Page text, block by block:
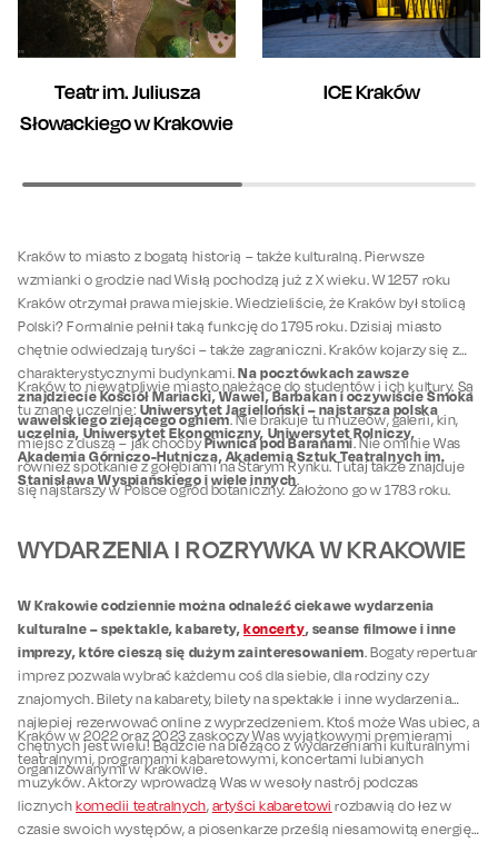
Teatr im. Juliusza
Słowackiego w Krakowie
ICE Kraków
Kraków to miasto z bogatą historią – także kulturalną. Pierwsze
wzmianki o grodzie nad Wisłą pochodzą już z X wieku. W 1257 roku
Kraków otrzymał prawa miejskie. Wiedzieliście, że Kraków był stolicą
Polski? Formalnie pełnił taką funkcję do 1795 roku. Dzisiaj miasto
chętnie odwiedzają turyści – także zagraniczni. Kraków kojarzy się z
charakterystycznymi budynkami.Na pocztówkach zawsze
znajdziecie Kościół Mariacki, Wawel, Barbakan i oczywiście Smoka
wawelskiego ziejącego ogniem. Nie brakuje tu muzeów, galerii, kin,
miejsc z duszą – jak choćbyPiwnica pod Baranami. Nie ominie Was
również spotkanie z gołębiami na Starym Rynku. Tutaj także znajduje
się najstarszy w Polsce ogród botaniczny. Założono go w 1783 roku.
Kraków to niewątpliwie miasto należące do studentów i ich kultury. Są
tu znane uczelnie: Uniwersytet Jagielloński – najstarsza polska
uczelnia, Uniwersytet Ekonomiczny, Uniwersytet Rolniczy,
Akademia Górniczo-Hutnicza, Akademia Sztuk Teatralnych im.
Stanisława Wyspiańskiego i wiele innych.
WYDARZENIA I ROZRYWKA W KRAKOWIE
W Krakowie codziennie można odnaleźć ciekawe wydarzenia
kulturalne – spektakle, kabarety,koncerty, seanse filmowe i inne
imprezy, które cieszą się dużym zainteresowaniem. Bogaty repertuar
imprez pozwala wybrać każdemu coś dla siebie, dla rodziny czy
znajomych. Bilety na kabarety, bilety na spektakle i inne wydarzenia
najlepiej rezerwować online z wyprzedzeniem. Ktoś może Was ubiec, a
chętnych jest wielu! Bądźcie na bieżąco z wydarzeniami kulturalnymi
organizowanymi w Krakowie.
Kraków w 2022 oraz 2023 zaskoczy Was wyjątkowymi premierami
teatralnymi, programami kabaretowymi, koncertami lubianych
muzyków. Aktorzy wprowadzą Was w wesoły nastrój podczas
licznychkomedii teatralnych, artyści kabaretowi rozbawią do łez w
czasie swoich występów, a piosenkarze prześlą niesamowitą energię